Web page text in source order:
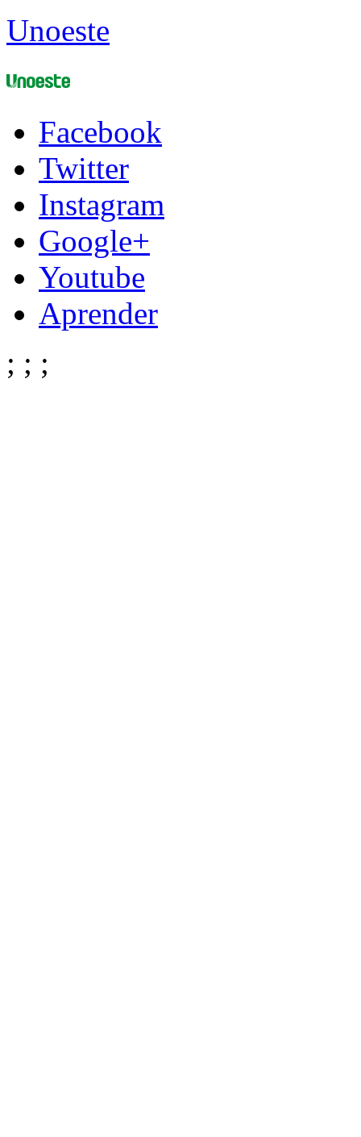
Unoeste
Facebook
Twitter
Instagram
Google+
Youtube
Aprender
; ; ;